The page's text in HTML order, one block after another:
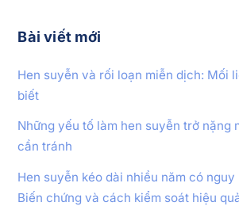
Bài viết mới
Hen suyễn và rối loạn miễn dịch: Mối
biết
Những yếu tố làm hen suyễn trở nặng
cần tránh
Hen suyễn kéo dài nhiều năm có nguy
Biến chứng và cách kiểm soát hiệu